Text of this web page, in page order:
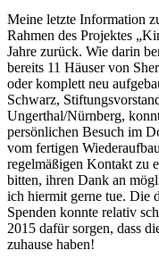
Meine letzte Information
Rahmen des Projektes
Jahre zurück. Wie darin
bereits 11 Häuser von
oder komplett neu
Schwarz,
Ungerthal/Nürnberg,
persönlichen Besuch im
vom fertigen
regelmäßigen Kontakt zu
bitten, ihren Dank an
ich hiermit gerne tue. Die
Spenden konnte relativ
2015 dafür sorgen, dass
zuhause haben!